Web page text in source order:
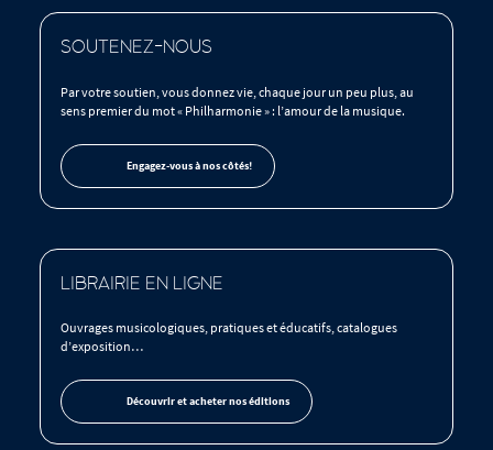
SOUTENEZ-NOUS
Par votre soutien, vous donnez vie, chaque jour un peu plus, au
sens premier du mot « Philharmonie » : l’amour de la musique.
Engagez-vous à nos côtés!
LIBRAIRIE EN LIGNE
Ouvrages musicologiques, pratiques et éducatifs, catalogues
d’exposition…
Découvrir et acheter nos éditions